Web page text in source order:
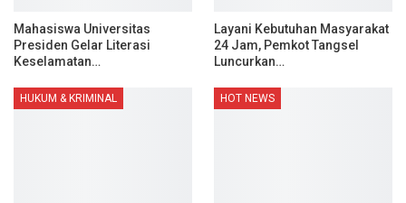
Mahasiswa Universitas
Presiden Gelar Literasi
Keselamatan…
Layani Kebutuhan Masyarakat
24 Jam, Pemkot Tangsel
Luncurkan…
HUKUM & KRIMINAL HOT NEWS